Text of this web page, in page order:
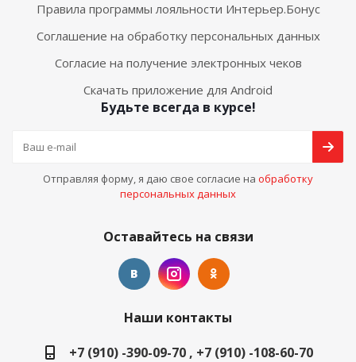
Правила программы лояльности Интерьер.Бонус
Соглашение на обработку персональных данных
Согласие на получение электронных чеков
Скачать приложение для Android
Будьте всегда в курсе!
Отправляя форму, я даю свое согласие на обработку
персональных данных
Оставайтесь на связи
Наши контакты
+7 (910) -390-09-70 , +7 (910) -108-60-70